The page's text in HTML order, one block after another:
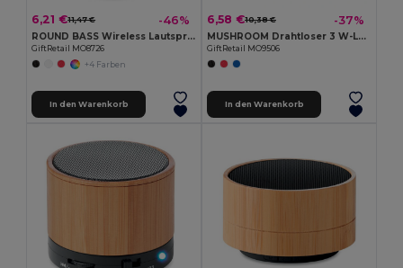
6,21 €11,47 € -46%
ROUND BASS Wireless Lautsprecher
GiftRetail MO8726
+4 Farben
In den Warenkorb
6,58 €10,38 € -37%
MUSHROOM Drahtloser 3 W-Lautsprecher
GiftRetail MO9506
In den Warenkorb